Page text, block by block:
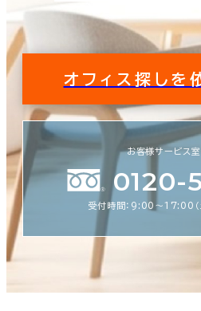
この条件で
オフィス探しを
お客様サービス室
0120-
受付時間：9:00〜17:00（